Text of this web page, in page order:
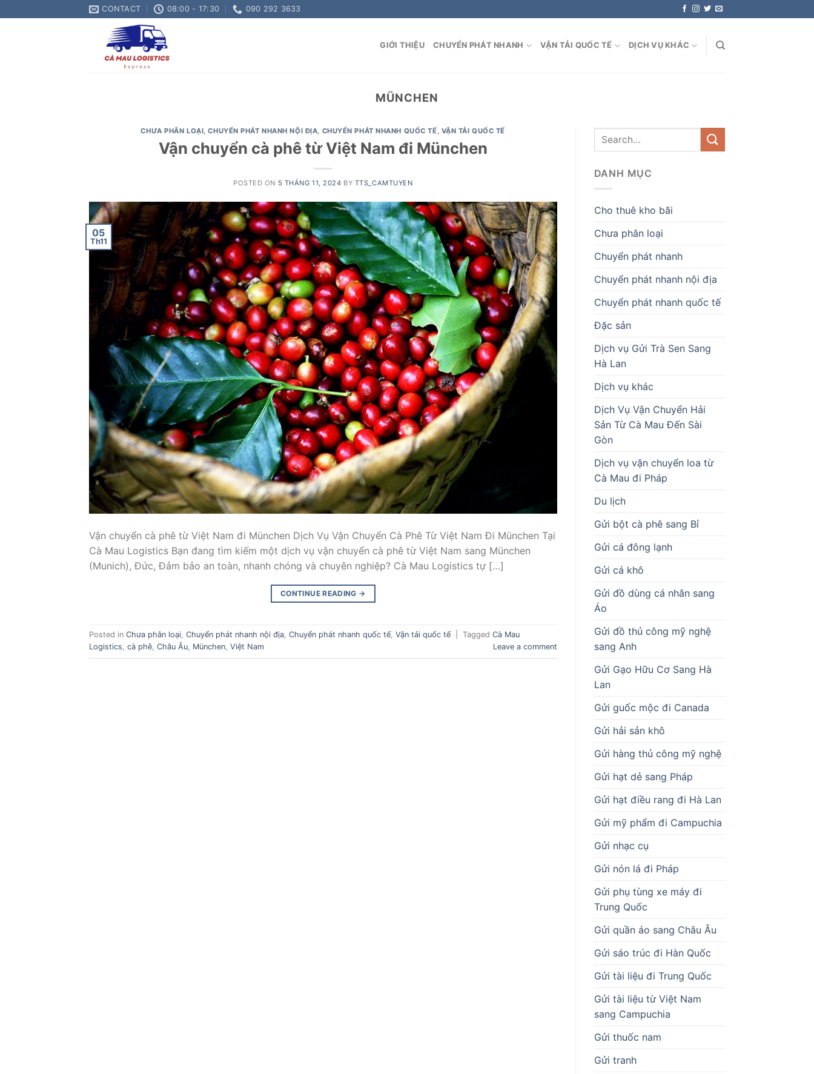
to
CONTACT 08:00 - 17:30 090 292 3633
GIỚI THIỆU CHUYỂN PHÁT NHANH VẬN TẢI QUỐC TẾ DỊCH VỤ KHÁC
MÜNCHEN
CHƯA PHÂN LOẠI,CHUYỂN PHÁT NHANH NỘI ĐỊA, CHUYỂN PHÁT NHANH QUỐC TẾ, VẬN TẢI QUỐC TẾ
Vận chuyển cà phê từ Việt Nam đi München
POSTED ON 5 THÁNG 11, 2024 BY TTS_CAMTUYEN
05
Th11
Vận chuyển cà phê từ Việt Nam đi München Dịch Vụ Vận Chuyển Cà Phê Từ Việt Nam Đi München Tại
Cà Mau Logistics Bạn đang tìm kiếm một dịch vụ vận chuyển cà phê từ Việt Nam sang München
(Munich), Đức, Đảm bảo an toàn, nhanh chóng và chuyên nghiệp? Cà Mau Logistics tự […]
CONTINUE READING →
Posted in Chưa phân loại, Chuyển phát nhanh nội địa, Chuyển phát nhanh quốc tế, Vận tải quốc tế Tagged Cà Mau
Logistics, cà phê, Châu Âu, München, Việt Nam Leave a comment
DANH MỤC
Cho thuê kho bãi
Chưa phân loại
Chuyển phát nhanh
Chuyển phát nhanh nội địa
Chuyển phát nhanh quốc tế
Đặc sản
Dịch vụ Gửi Trà Sen Sang
Hà Lan
Dịch vụ khác
Dịch Vụ Vận Chuyển Hải
Sản Từ Cà Mau Đến Sài
Gòn
Dịch vụ vận chuyển loa từ
Cà Mau đi Pháp
Du lịch
Gửi bột cà phê sang Bỉ
Gửi cá đông lạnh
Gửi cá khô
Gửi đồ dùng cá nhân sang
Áo
Gửi đồ thủ công mỹ nghệ
sang Anh
Gửi Gạo Hữu Cơ Sang Hà
Lan
Gửi guốc mộc đi Canada
Gửi hải sản khô
Gửi hàng thủ công mỹ nghệ
Gửi hạt dẻ sang Pháp
Gửi hạt điều rang đi Hà Lan
Gửi mỹ phẩm đi Campuchia
Gửi nhạc cụ
Gửi nón lá đi Pháp
Gửi phụ tùng xe máy đi
Trung Quốc
Gửi quần áo sang Châu Âu
Gửi sáo trúc đi Hàn Quốc
Gửi tài liệu đi Trung Quốc
Gửi tài liệu từ Việt Nam
sang Campuchia
Gửi thuốc nam
Gửi tranh